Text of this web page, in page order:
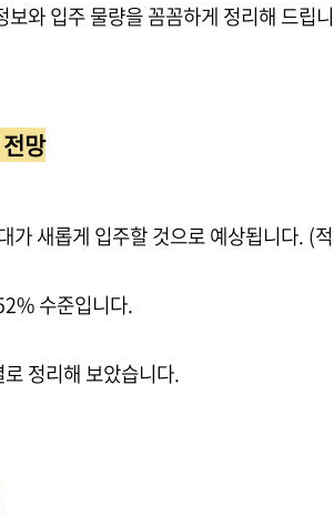
와 입주 물량을 꼼꼼하게 정리해 드립
망
가 새롭게 입주할 것으로 예상됩니다. (
수준입니다.
정리해 보았습니다.